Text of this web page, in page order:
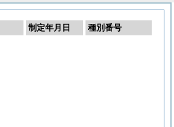
制定年月日 種別番号